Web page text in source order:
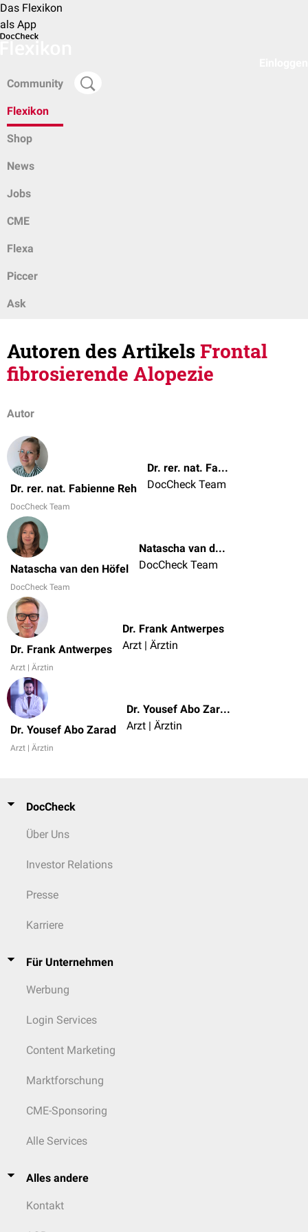
Das Flexikon
als App
Community
Flexikon
Shop
News
Jobs
CME
Flexa
Piccer
Ask
Autoren des ArtikelsFrontal
fibrosierende Alopezie
Autor
Dr. rer. nat. Fabienne Reh
DocCheck Team
Dr. rer. nat. Fabienne Reh
DocCheck Team
Natascha van den Höfel
DocCheck Team
Natascha van den Höfel
DocCheck Team
Dr. Frank Antwerpes
Arzt | Ärztin
Dr. Frank Antwerpes
Arzt | Ärztin
Dr. Yousef Abo Zarad
Arzt | Ärztin
Dr. Yousef Abo Zarad
Arzt | Ärztin
DocCheck
Über Uns
Investor Relations
Presse
Karriere
Für Unternehmen
Werbung
Login Services
Content Marketing
Marktforschung
CME-Sponsoring
Alle Services
Alles andere
Kontakt